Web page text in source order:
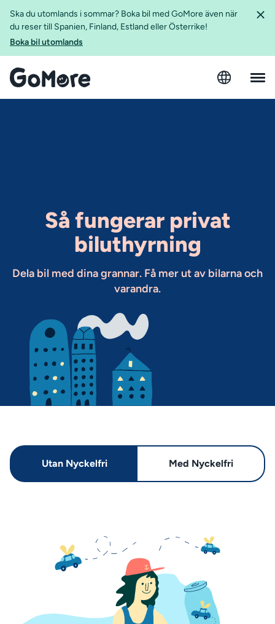
Ska du utomlands i sommar? Boka bil med GoMore även när
du reser till Spanien, Finland, Estland eller Österrike!
Boka bil utomlands
Så fungerar privat
biluthyrning
Dela bil med dina grannar. Få mer ut av bilarna och
varandra.
Utan Nyckelfri Med Nyckelfri